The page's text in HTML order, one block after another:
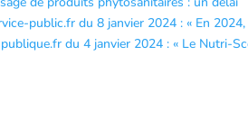
public.fr du 8 janvier 2024 : « En
du 4 janvier 2024 : « Le Nutri-